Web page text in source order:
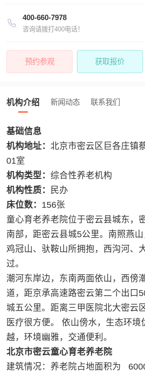
400-660-7978
咨询请拨打400电话！
预约参观 获取报价
机构介绍 新闻动态 联系我们
基础信息
机构地址：北京市密云区巨各庄镇
01室
机构类型：综合性养老机构
机构性质：
民办
床位数： 156张
童心育老养老院位于密云县城东，
南部，距密云县城5公里。南照燕
鸡冠山、驮鞍山所拥抱，西沟河、
过。
潮河东岸边，东南两面依山，西傍
道，距京承高速路密云第二个出口
城五公里。距离三甲医院北大密云
医疗很方便。 依山傍水，生态环境
越，环境幽雅，交通便利。
北京市密云童心育老养老院
建筑情况：养老院占地面积为